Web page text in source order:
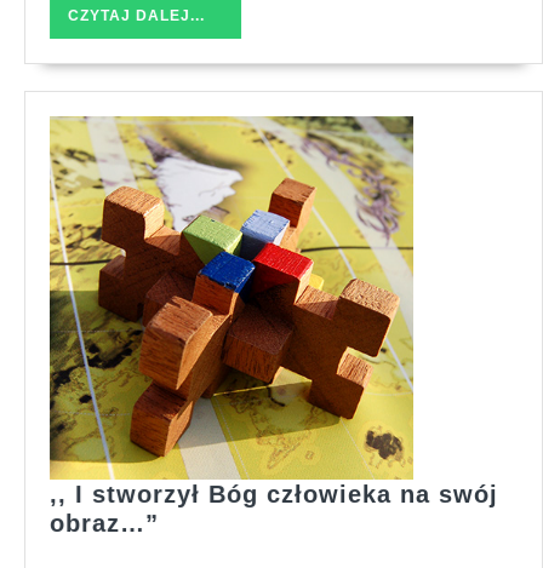
CZYTAJ DALEJ...
DALEJ...
,, I stworzył Bóg człowieka na swój
obraz…”